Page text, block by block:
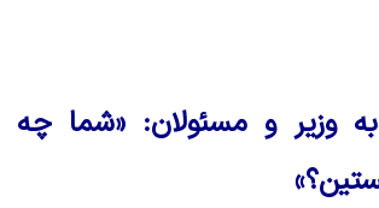
وزیر و مسئولان: «شما چه